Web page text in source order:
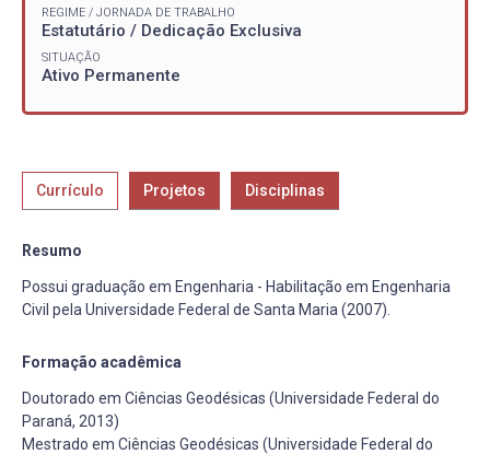
REGIME / JORNADA DE TRABALHO
Estatutário / Dedicação Exclusiva
SITUAÇÃO
Ativo Permanente
Currículo Projetos Disciplinas
Resumo
Possui graduação em Engenharia - Habilitação em Engenharia
Civil pela Universidade Federal de Santa Maria (2007).
Formação acadêmica
Doutorado em Ciências Geodésicas (Universidade Federal do
Paraná, 2013)
Mestrado em Ciências Geodésicas (Universidade Federal do